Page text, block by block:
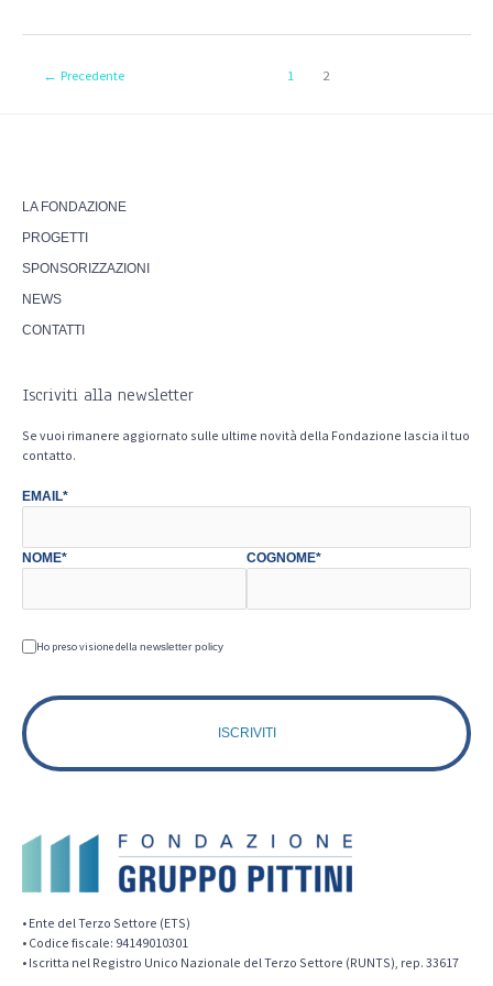
← Precedente 1 2
LA FONDAZIONE
PROGETTI
SPONSORIZZAZIONI
NEWS
CONTATTI
Iscriviti alla newsletter
Se vuoi rimanere aggiornato sulle ultime novità della Fondazione lascia il tuo
contatto.
EMAIL*
NOME* COGNOME*
Ho preso visione della newsletter policy
• Ente del Terzo Settore (ETS)
• Codice fiscale: 94149010301
• Iscritta nel Registro Unico Nazionale del Terzo Settore (RUNTS), rep. 33617